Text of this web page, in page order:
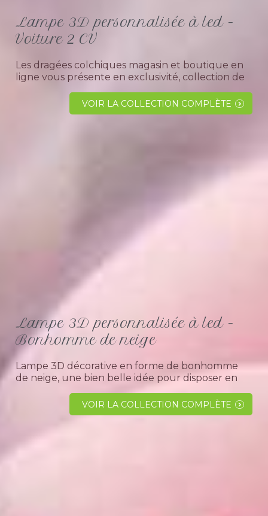
Lampe 3D personnalisée à led -
Voiture 2 CV
Les dragées colchiques magasin et boutique en
ligne vous présente en exclusivité, collection de
voiture pour anniversaire, à noël ou pour un...
VOIR LA COLLECTION COMPLÈTE
Lampe 3D personnalisée à led -
Bonhomme de neige
Lampe 3D décorative en forme de bonhomme
de neige, une bien belle idée pour disposer en
décoration à coté du sapin de noël.Comment
utiliser la lampe 3D ?Son effet lumineux à
changement de couleur...
VOIR LA COLLECTION COMPLÈTE